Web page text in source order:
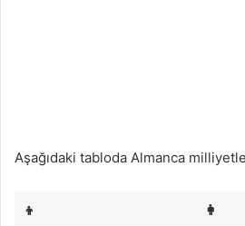
Aşağıdaki tabloda Almanca
👦 👩